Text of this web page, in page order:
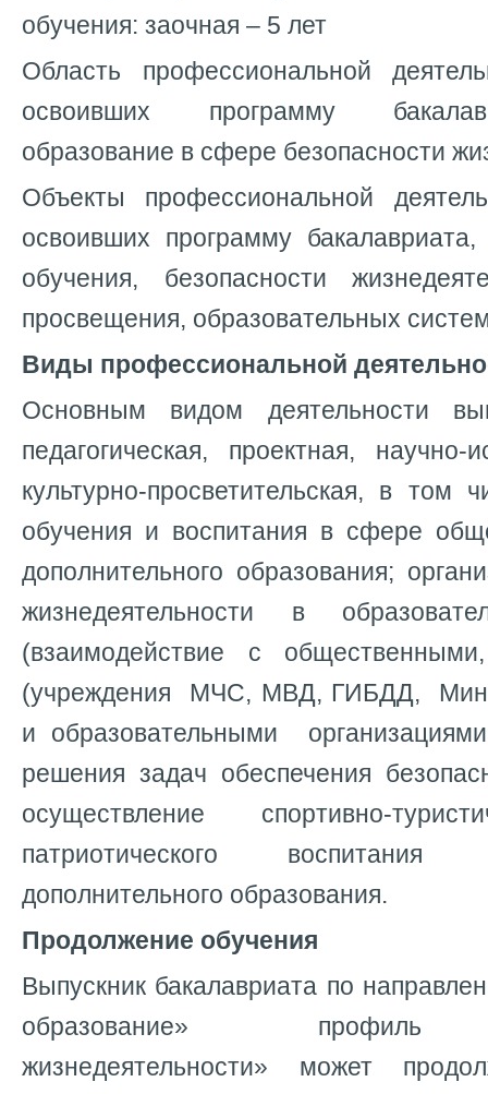
обучения: заочная – 5 лет
Область профессиональной
освоивших программу
образование в сфере безопасности
Объекты профессиональной
освоивших программу
обучения, безопасности
просвещения, образовательных
Виды профессиональной
Основным видом деятельности
педагогическая, проектная, научно-
культурно-просветительская, в
обучения и воспитания в сфере
дополнительного образования;
жизнедеятельности в
(взаимодействие с
(учреждения МЧС, МВД, ГИБДД,
и образовательными
решения задач обеспечения
осуществление спортивно-
патриотического
дополнительного образования.
Продолжение обучения
Выпускник бакалавриата по
образование» профиль
жизнедеятельности» может